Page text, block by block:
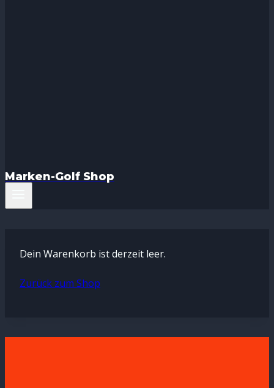
Marken-Golf Shop
Dein Warenkorb ist derzeit leer.
Zurück zum Shop